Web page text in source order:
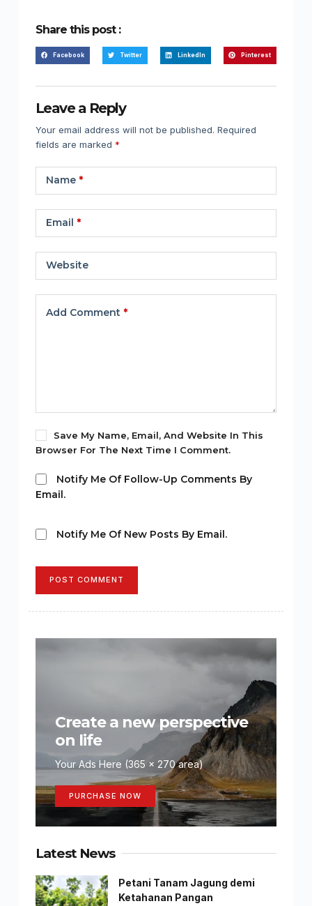
Share this post :
Facebook Twitter LinkedIn Pinterest
Leave a Reply
Your email address will not be published. Required
fields are marked *
Name*
Email *
Website
Add Comment *
Save My Name, Email, And Website In This
Browser For The Next Time I Comment.
Notify Me Of Follow-Up Comments By
Email.
Notify Me Of New Posts By Email.
POST COMMENT
Create a new perspective
on life
Your Ads Here (365 x 270 area)
PURCHASE NOW
Latest News
Petani Tanam Jagung demi
Ketahanan Pangan